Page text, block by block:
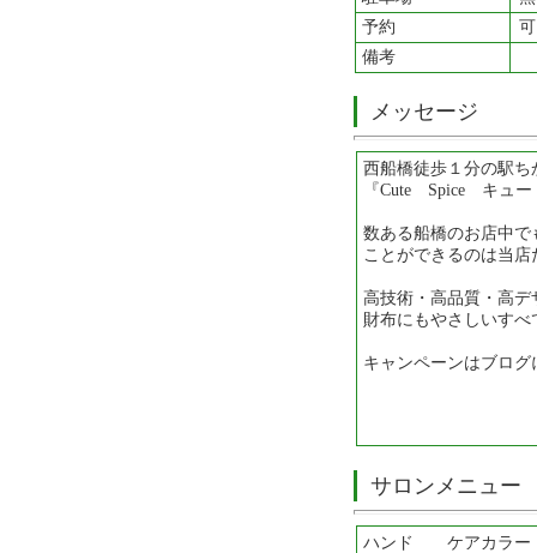
予約
可
備考
メッセージ
西船橋徒歩１分の駅
『Cute Spice キュー
数ある船橋のお店中
ことができるのは当店
高技術・高品質・高
財布にもやさしいす
キャンペーンはブロ
サロンメニュー
ハンド ケアカラー